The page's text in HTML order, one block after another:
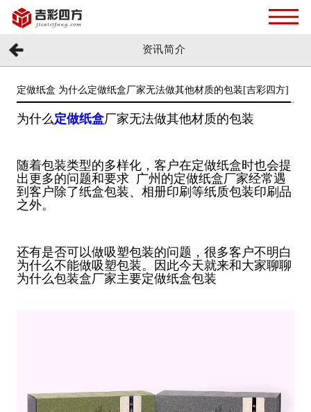
资讯简介
定做纸盒 为什么定做纸盒厂家无法做其他材质的包装[吉彩四方]
为什么定做纸盒厂家无法做其他材质的包装
随着包装类型的多样化，客户在定做纸盒时也会提
出更多的问题和要求 广州的定做纸盒厂家经常遇
到客户除了纸盒包装、相册印刷等纸质包装印刷品
之外。
还有是否可以做吸塑包装的问题，很多客户不明白
为什么不能做吸塑包装。因此今天就来和大家聊聊
为什么包装盒厂家主要定做纸盒包装